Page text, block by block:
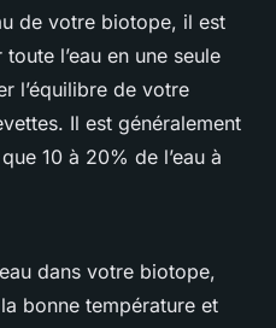
de votre biotope, il est
l’eau en une seule
l’équilibre de votre
Il est généralement
10 à 20% de l’eau à
dans votre biotope,
bonne température et